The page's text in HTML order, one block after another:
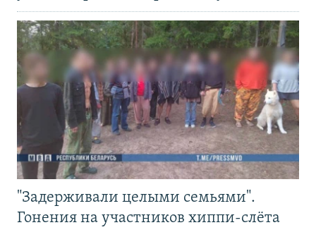
"Задерживали целыми семьями".
Гонения на участников хиппи-слёта